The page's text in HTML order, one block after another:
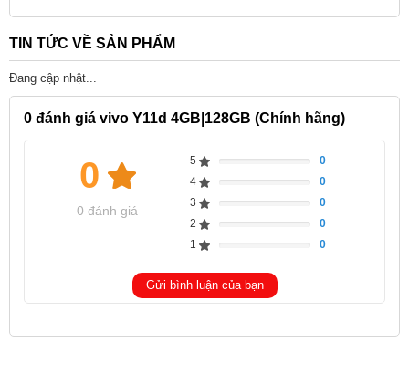
TIN TỨC VỀ SẢN PHẨM
Đang cập nhật...
0 đánh giá vivo Y11d 4GB|128GB (Chính hãng)
0
0 đánh giá
5
0
4
0
3
0
2
0
1
0
Gửi bình luận của bạn